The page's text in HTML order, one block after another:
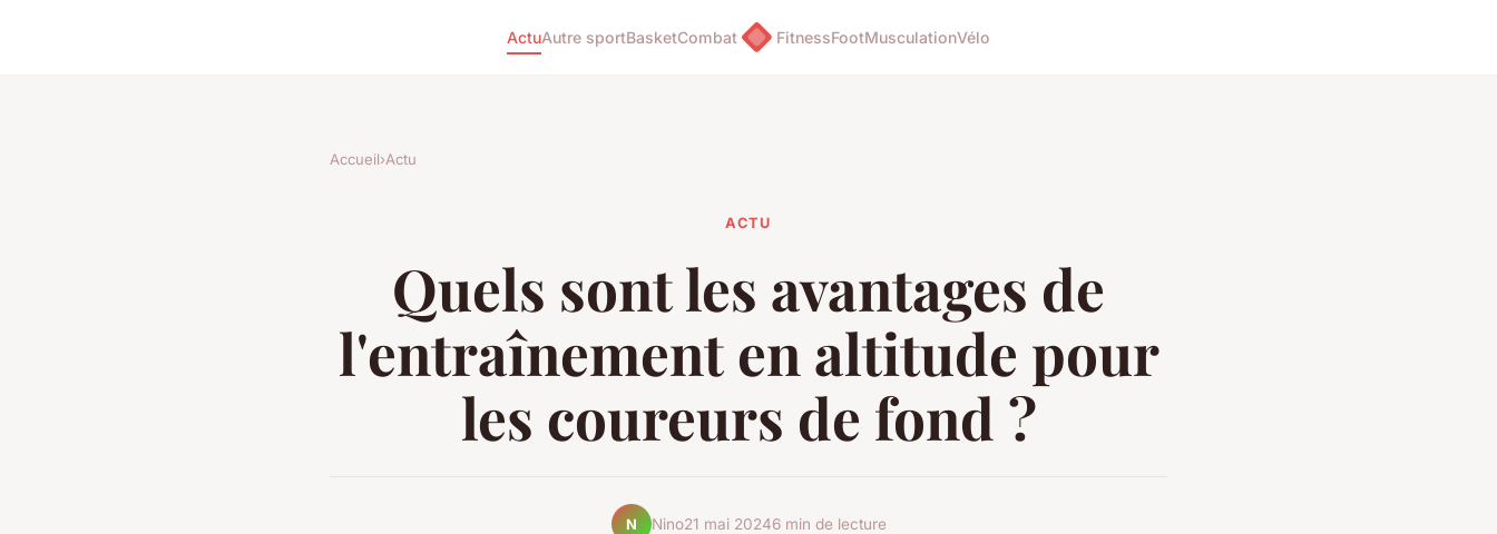
ActuAutre sportBasketCombat FitnessFootMusculationVélo
Accueil›Actu
ACTU
Quels sont les avantages de
l'entraînement en altitude pour
les coureurs de fond ?
N Nino21 mai 20246 min de lecture